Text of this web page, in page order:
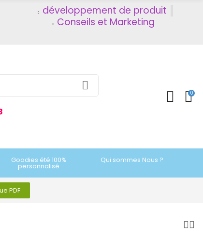
développement de produit
Conseils et Marketing
0
Goodies été 100%
personnalisé
Qui sommes Nous ?
PDF